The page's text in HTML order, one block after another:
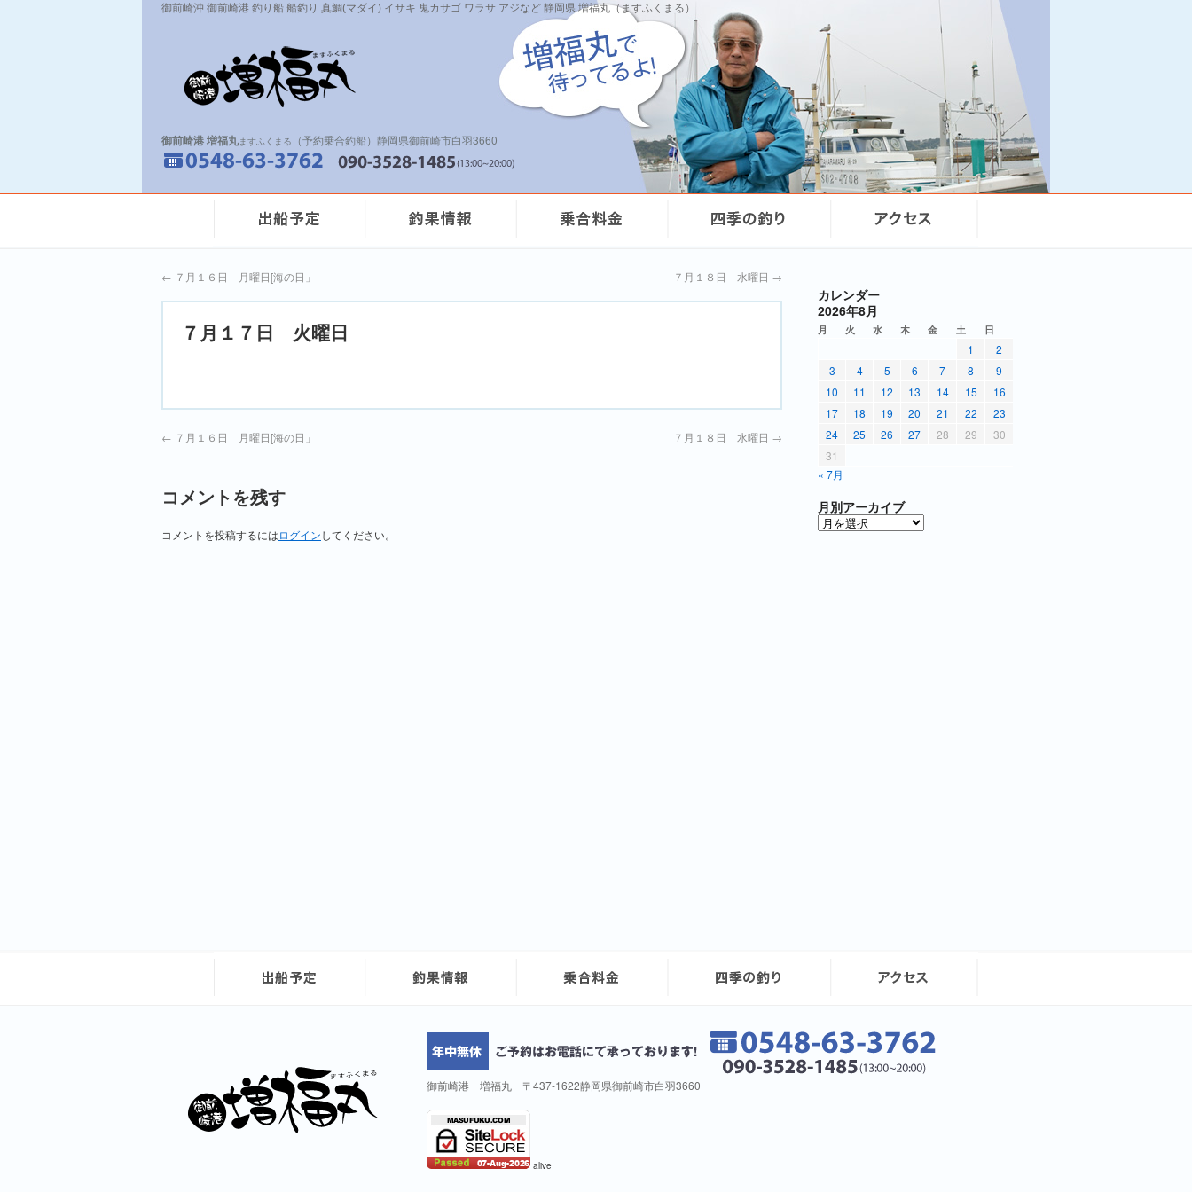
御前崎沖 御前崎港 釣り船 船釣り 真鯛(マダイ) イサキ 鬼カサゴ ワラサ アジなど 静岡県 増福丸（ますふくまる）
御前崎港 増福丸ますふくまる （予約乗合釣船）静岡県御前崎市白羽3660
← ７月１６日 月曜日[海の日」 ７月１８日 水曜日 →
７月１７日 火曜日
← ７月１６日 月曜日[海の日」 ７月１８日 水曜日 →
コメントを残す
コメントを投稿するには ログイン してください。
カレンダー
2026年8月
月 火 水 木 金 土 日
« 7月
1
2
3
4 5 6 7 8
9
10
11 12 13 14 15
16
17
18 19 20 21 22
23
24
25 26 27 28 29
30
31
月別アーカイブ
御前崎港 増福丸 〒437-1622静岡県御前崎市白羽3660
alive